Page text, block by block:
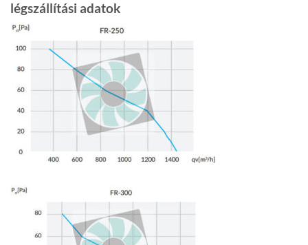
légszállítási adatok